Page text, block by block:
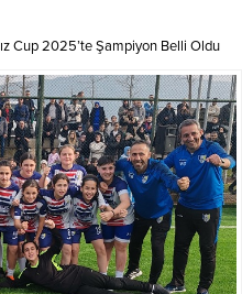
Cup 2025’te Şampiyon Belli Oldu